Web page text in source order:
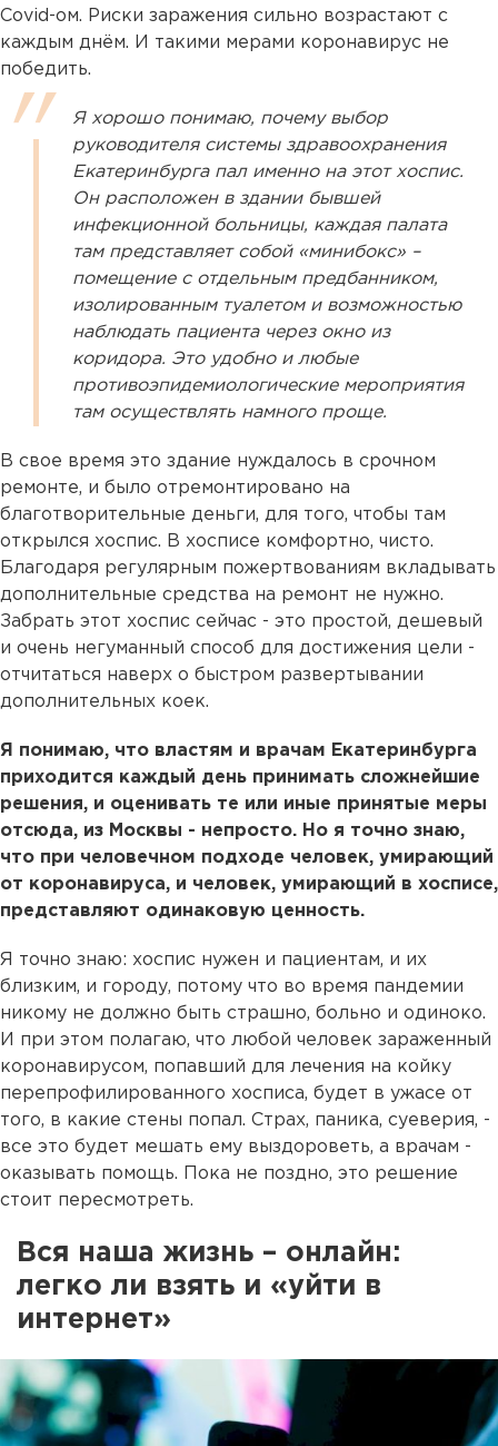
Covid-ом. Риски заражения сильно возрастают с
каждым днём. И такими мерами коронавирус не
победить.
Я хорошо понимаю, почему выбор
руководителя системы здравоохранения
Екатеринбурга пал именно на этот хоспис.
Он расположен в здании бывшей
инфекционной больницы, каждая палата
там представляет собой «минибокс» –
помещение с отдельным предбанником,
изолированным туалетом и возможностью
наблюдать пациента через окно из
коридора. Это удобно и любые
противоэпидемиологические мероприятия
там осуществлять намного проще.
В свое время это здание нуждалось в срочном
ремонте, и было отремонтировано на
благотворительные деньги, для того, чтобы там
открылся хоспис. В хосписе комфортно, чисто.
Благодаря регулярным пожертвованиям вкладывать
дополнительные средства на ремонт не нужно.
Забрать этот хоспис сейчас - это простой, дешевый
и очень негуманный способ для достижения цели -
отчитаться наверх о быстром развертывании
дополнительных коек.
Я понимаю, что властям и врачам Екатеринбурга
приходится каждый день принимать сложнейшие
решения, и оценивать те или иные принятые меры
отсюда, из Москвы - непросто. Но я точно знаю,
что при человечном подходе человек, умирающий
от коронавируса, и человек, умирающий в хосписе,
представляют одинаковую ценность.
Я точно знаю: хоспис нужен и пациентам, и их
близким, и городу, потому что во время пандемии
никому не должно быть страшно, больно и одиноко.
И при этом полагаю, что любой человек зараженный
коронавирусом, попавший для лечения на койку
перепрофилированного хосписа, будет в ужасе от
того, в какие стены попал. Страх, паника, суеверия, -
все это будет мешать ему выздороветь, а врачам -
оказывать помощь. Пока не поздно, это решение
стоит пересмотреть.
Вся наша жизнь – онлайн:
легко ли взять и «уйти в
интернет»